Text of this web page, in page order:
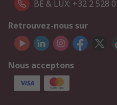
BE & LUX: +32 2 528
Retrouvez-nous sur
Nous acceptons